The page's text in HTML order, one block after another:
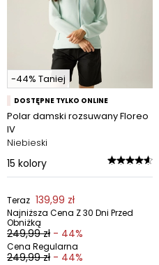
-44% Taniej
DOSTĘPNE TYLKO ONLINE
Polar damski rozsuwany Floreo
IV
Niebieski
15 kolory
Teraz 139,99 zł
Najniższa Cena Z 30 Dni Przed
Obniżką
249,99 zł - 44%
Cena Regularna
249,99 zł - 44%